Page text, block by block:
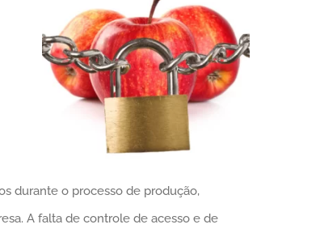
durante o processo de produção,
A falta de controle de acesso e de